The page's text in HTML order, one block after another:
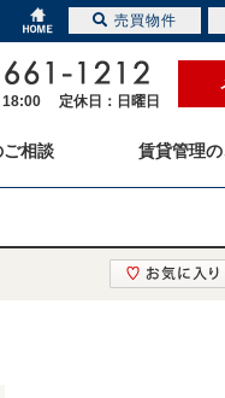
18:00 定休日：日曜日
ご相談 賃貸管理
売買物件